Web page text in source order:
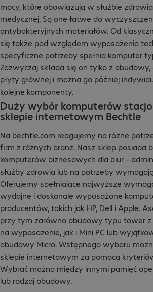
mocy, które obowiązują w służbie
medycznej. Są one łatwe do
antybakteryjnych materiałów. Od
się także pod względem wyposażenia
specyficzne potrzeby spełnia komputer
Zazwyczaj składa się on tylko z obudowy,
płyty głównej i można go później
kolejne komponenty.
Duży wybór komputerów
sklepie internetowym Bechtle
Na bechtle.com reagujemy na różne
firm z różnych branż. Nasz sklep posiada
komputerów biznesowych dla biur –
służby zdrowia lub na potrzeby
Oferujemy spełniające najwyższe
wydajne i doskonale wyposażone
producentów, takich jak HP, Dell i Apple.
przy tym zarówno obudowy typu tower z
na wyposażenie, jak i Mini PC lub
obudowy Micro. Wstępnego wyboru
sklepie internetowym za pomocą
Wybrać można między innymi pamięć
lub rodzaj obudowy.